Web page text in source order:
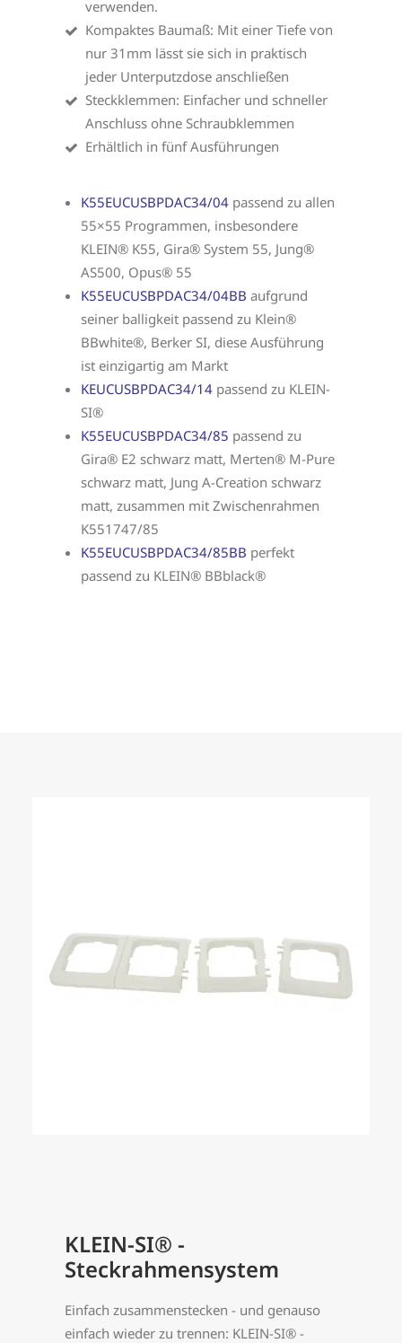
verwenden.
Kompaktes Baumaß: Mit einer Tiefe von
nur 31mm lässt sie sich in praktisch
jeder Unterputzdose anschließen
Steckklemmen: Einfacher und schneller
Anschluss ohne Schraubklemmen
Erhältlich in fünf Ausführungen
K55EUCUSBPDAC34/04 passend zu allen
55×55 Programmen, insbesondere
KLEIN® K55, Gira® System 55, Jung®
AS500, Opus® 55
K55EUCUSBPDAC34/04BB aufgrund
seiner balligkeit passend zu Klein®
BBwhite®, Berker SI, diese Ausführung
ist einzigartig am Markt
KEUCUSBPDAC34/14 passend zu KLEIN-
SI®
K55EUCUSBPDAC34/85 passend zu
Gira® E2 schwarz matt, Merten® M-Pure
schwarz matt, Jung A-Creation schwarz
matt, zusammen mit Zwischenrahmen
K551747/85
K55EUCUSBPDAC34/85BB perfekt
passend zu KLEIN® BBblack®
KLEIN-SI® -
Steckrahmensystem
Einfach zusammenstecken - und genauso
einfach wieder zu trennen: KLEIN-SI® -